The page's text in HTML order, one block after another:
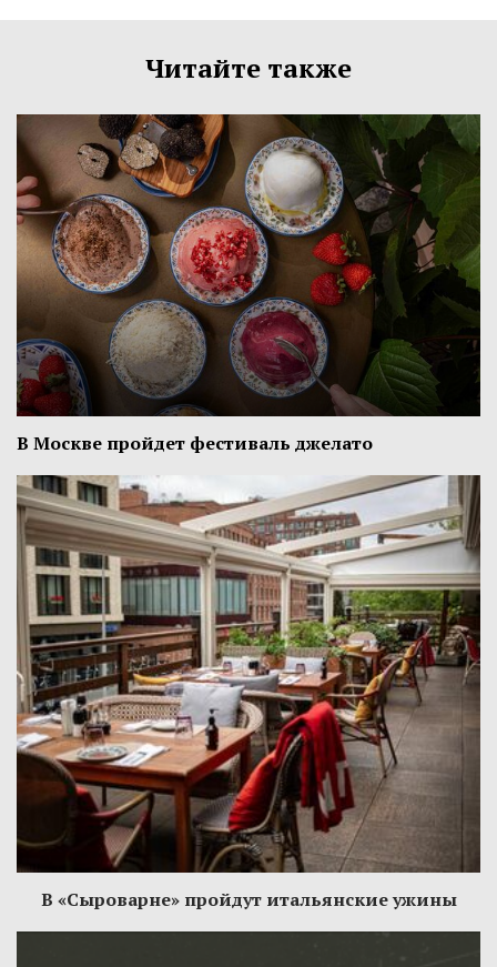
Читайте также
В Москве пройдет фестиваль джелато
В «Сыроварне» пройдут итальянские ужины